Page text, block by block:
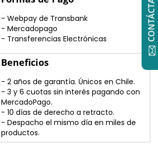
- Webpay de Transbank
- Mercadopago
- Transferencias Electrónicas
Beneficios
- 2 años de garantía. Únicos en Chile.
- 3 y 6 cuotas sin interés pagando con
MercadoPago.
- 10 días de derecho a retracto.
- Despacho el mismo día en miles de
productos.